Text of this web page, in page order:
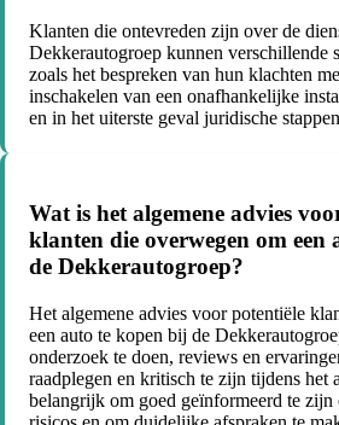
Klanten die ontevreden zijn over de
Dekkerautogroep kunnen verschillende
zoals het bespreken van hun klachten
inschakelen van een onafhankelijke
en in het uiterste geval juridische
Wat is het algemene advies
klanten die overwegen om een
de Dekkerautogroep?
Het algemene advies voor potentiële
een auto te kopen bij de
onderzoek te doen, reviews en
raadplegen en kritisch te zijn tijdens het
belangrijk om goed geïnformeerd te